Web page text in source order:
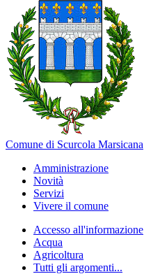
Comune di Scurcola Marsicana
Amministrazione
Novità
Servizi
Vivere il comune
Accesso all'informazione
Acqua
Agricoltura
Tutti gli argomenti...